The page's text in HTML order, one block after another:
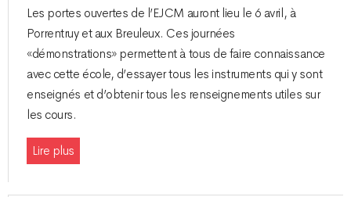
Les portes ouvertes de l’EJCM auront lieu le 6 avril, à
Porrentruy et aux Breuleux. Ces journées
«démonstrations» permettent à tous de faire connaissance
avec cette école, d’essayer tous les instruments qui y sont
enseignés et d’obtenir tous les renseignements utiles sur
les cours.
Lire plus